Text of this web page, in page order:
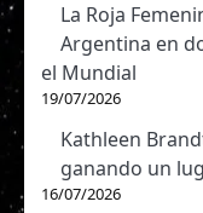
La Roja
Argentina en
el Mundial
19/07/2026
Kathleen
ganando un
16/07/2026